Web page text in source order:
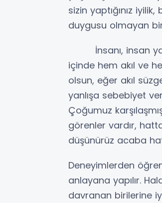
sizin yaptığınız
duygusu olmayan
İnsanı, insan
içinde hem akıl ve
olsun, eğer akıl
yanlışa sebebiyet
Çoğumuz
görenler vardır,
düşünürüz acaba
Deneyimlerden
anlayana yapılır.
davranan birilerine